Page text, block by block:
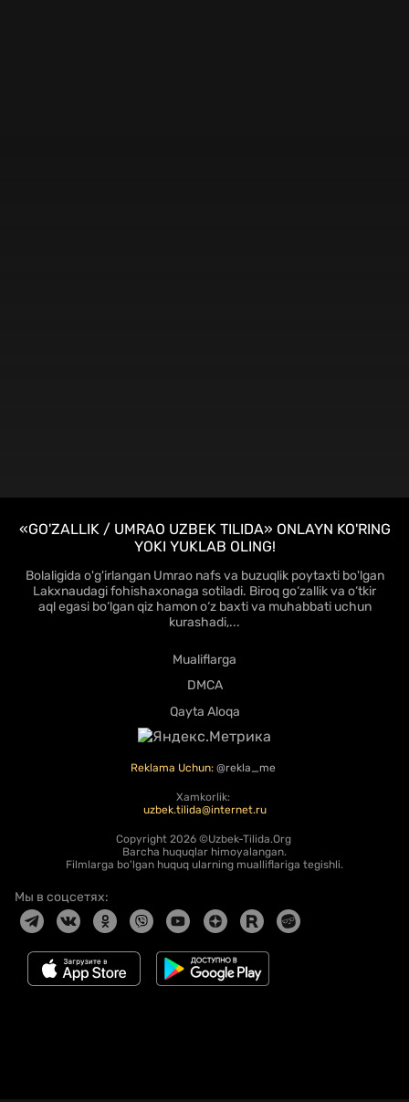
«GO'ZALLIK / UMRAO UZBEK TILIDA» ONLAYN KO'RING
YOKI YUKLAB OLING!
Bolaligida o'g'irlangan Umrao nafs va buzuqlik poytaxti bo'lgan
Lakxnaudagi fohishaxonaga sotiladi. Biroq go‘zallik va o‘tkir
aql egasi bo‘lgan qiz hamon o‘z baxti va muhabbati uchun
kurashadi,...
Mualiflarga
DMCA
Qayta Aloqa
Reklama Uchun: @rekla_me
Xamkorlik:
uzbek.tilida@internet.ru
Copyright 2026 ©Uzbek-Tilida.Org
Barcha huquqlar himoyalangan.
Filmlarga bo'lgan huquq ularning mualliflariga tegishli.
Мы в соцсетях: